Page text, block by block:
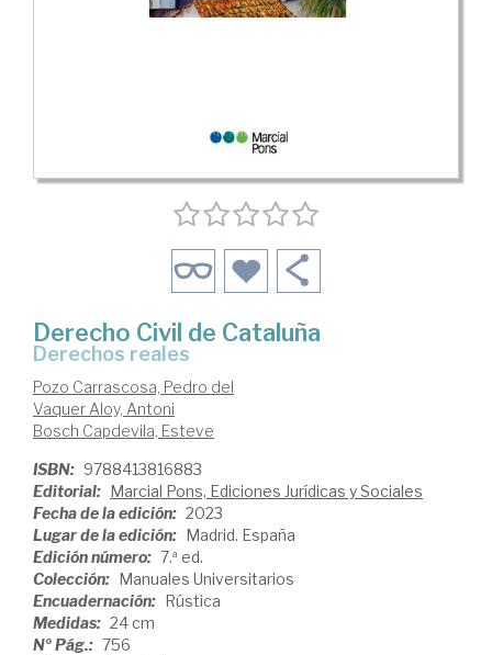
Derecho Civil de Cataluña
Derechos reales
Pozo Carrascosa, Pedro del
Vaquer Aloy, Antoni
Bosch Capdevila, Esteve
ISBN: 9788413816883
Editorial: Marcial Pons, Ediciones Jurídicas y Sociales
Fecha de la edición: 2023
Lugar de la edición: Madrid. España
Edición número: 7.ª ed.
Colección: Manuales Universitarios
Encuadernación: Rústica
Medidas: 24 cm
Nº Pág.: 756